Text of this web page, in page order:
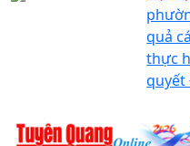
quả
thực
quyết